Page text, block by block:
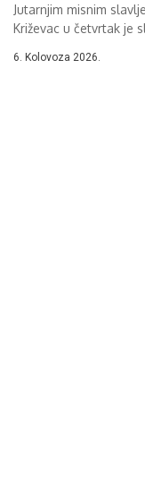
Jutarnjim misnim
Križevac u četvrtak je
6. Kolovoza 2026.